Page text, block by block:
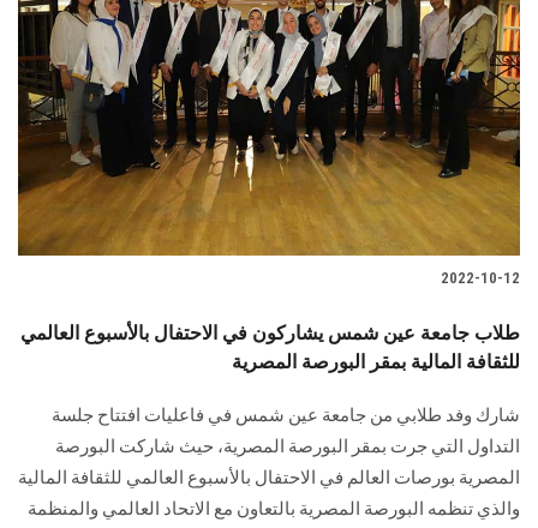
2022-10-12
طلاب جامعة عين شمس يشاركون في الاحتفال بالأسبوع العالمي
للثقافة المالية بمقر البورصة المصرية
شارك وفد طلابي من جامعة عين شمس في فاعليات افتتاح جلسة
التداول التي جرت بمقر البورصة المصرية، حيث شاركت البورصة
المصرية بورصات العالم في الاحتفال بالأسبوع العالمي للثقافة المالية
والذي تنظمه البورصة المصرية بالتعاون مع الاتحاد العالمي والمنظمة